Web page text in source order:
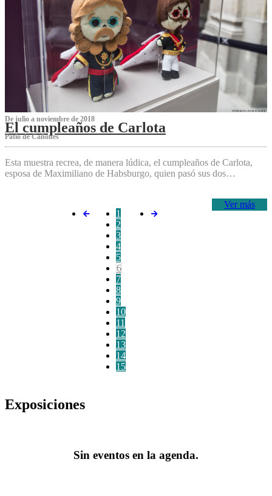
De julio a noviembre de 2018
El cumpleaños de Carlota
Patio de Cañones
Esta muestra recrea, de manera lúdica, el cumpleaños de Carlota,
esposa de Maximiliano de Habsburgo, quien pasó sus dos…
Ver más
1
2
3
4
5
6
7
8
9
10
11
12
13
14
15
Exposiciones
Sin eventos en la agenda.